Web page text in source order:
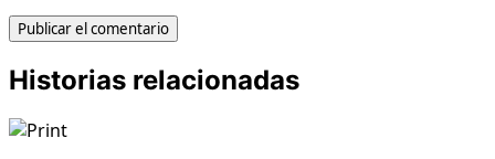
Historias relacionadas